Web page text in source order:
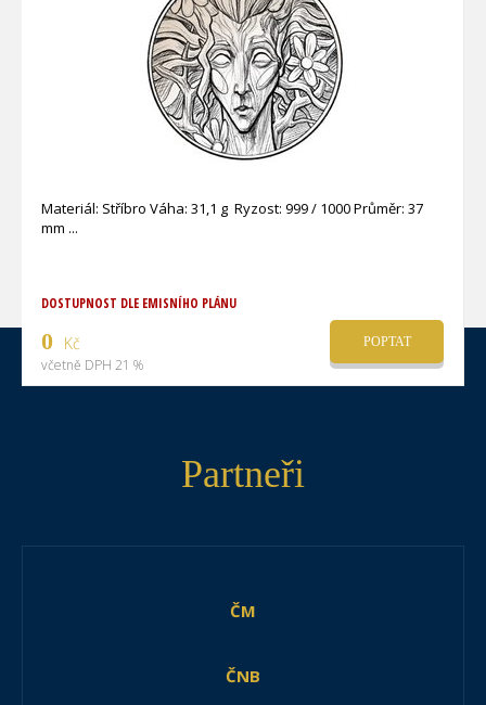
Materiál: Stříbro Váha: 31,1 g Ryzost: 999 / 1000 Průměr: 37
mm
DOSTUPNOST DLE EMISNÍHO PLÁNU
0 Kč
včetně DPH 21 %
POPTAT
Partneři
ČM
ČNB